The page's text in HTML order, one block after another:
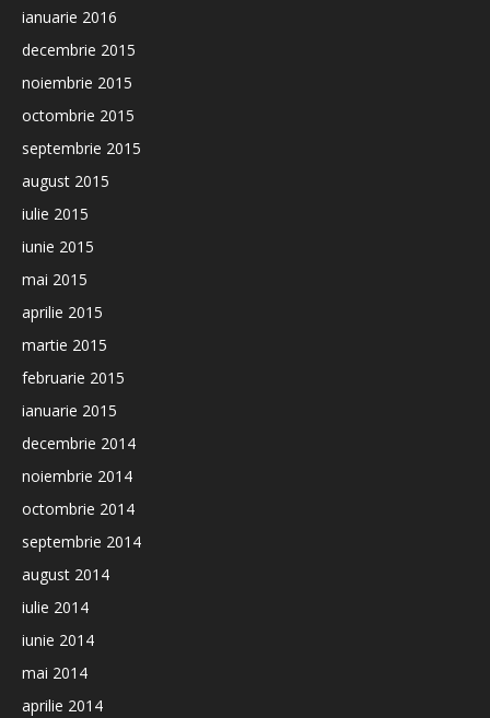
ianuarie 2016
decembrie 2015
noiembrie 2015
octombrie 2015
septembrie 2015
august 2015
iulie 2015
iunie 2015
mai 2015
aprilie 2015
martie 2015
februarie 2015
ianuarie 2015
decembrie 2014
noiembrie 2014
octombrie 2014
septembrie 2014
august 2014
iulie 2014
iunie 2014
mai 2014
aprilie 2014